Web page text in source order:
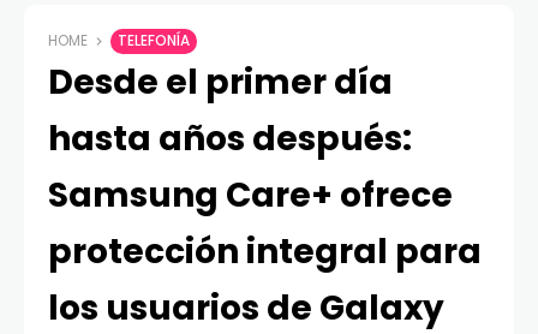
HOME TELEFONÍA
Desde el primer día
hasta años después:
Samsung Care+ ofrece
protección integral para
los usuarios de Galaxy